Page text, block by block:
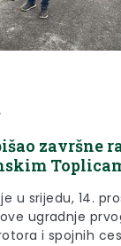
završne
u srijedu, 14.
ugradnje
i spojnih